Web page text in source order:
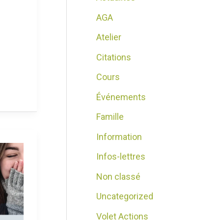
AGA
Atelier
Citations
Cours
Événements
Famille
Information
Infos-lettres
Non classé
Uncategorized
Volet Actions